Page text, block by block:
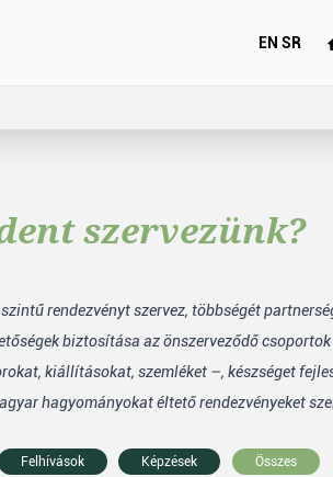
EN SR
szervezünk?
rendezvényt szervez, többségét
biztosítása az önszerveződő
kiállításokat, szemléket –, készséget
hagyományokat éltető rendezvényeket
Felhívások Képzések Összes